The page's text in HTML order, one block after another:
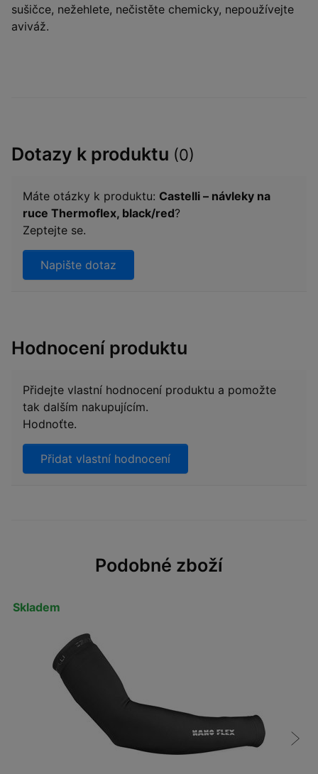
sušičce, nežehlete, nečistěte chemicky, nepoužívejte
aviváž.
Dotazy k produktu (0)
Máte otázky k produktu: Castelli – návleky na
ruce Thermoflex, black/red?
Zeptejte se.
Napište dotaz
Hodnocení produktu
Přidejte vlastní hodnocení produktu a pomožte
tak dalším nakupujícím.
Hodnoťte.
Přidat vlastní hodnocení
Podobné zboží
Skladem